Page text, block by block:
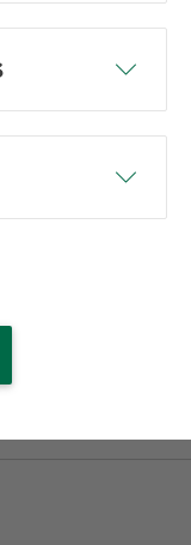
130 Ver­kehrs­un­